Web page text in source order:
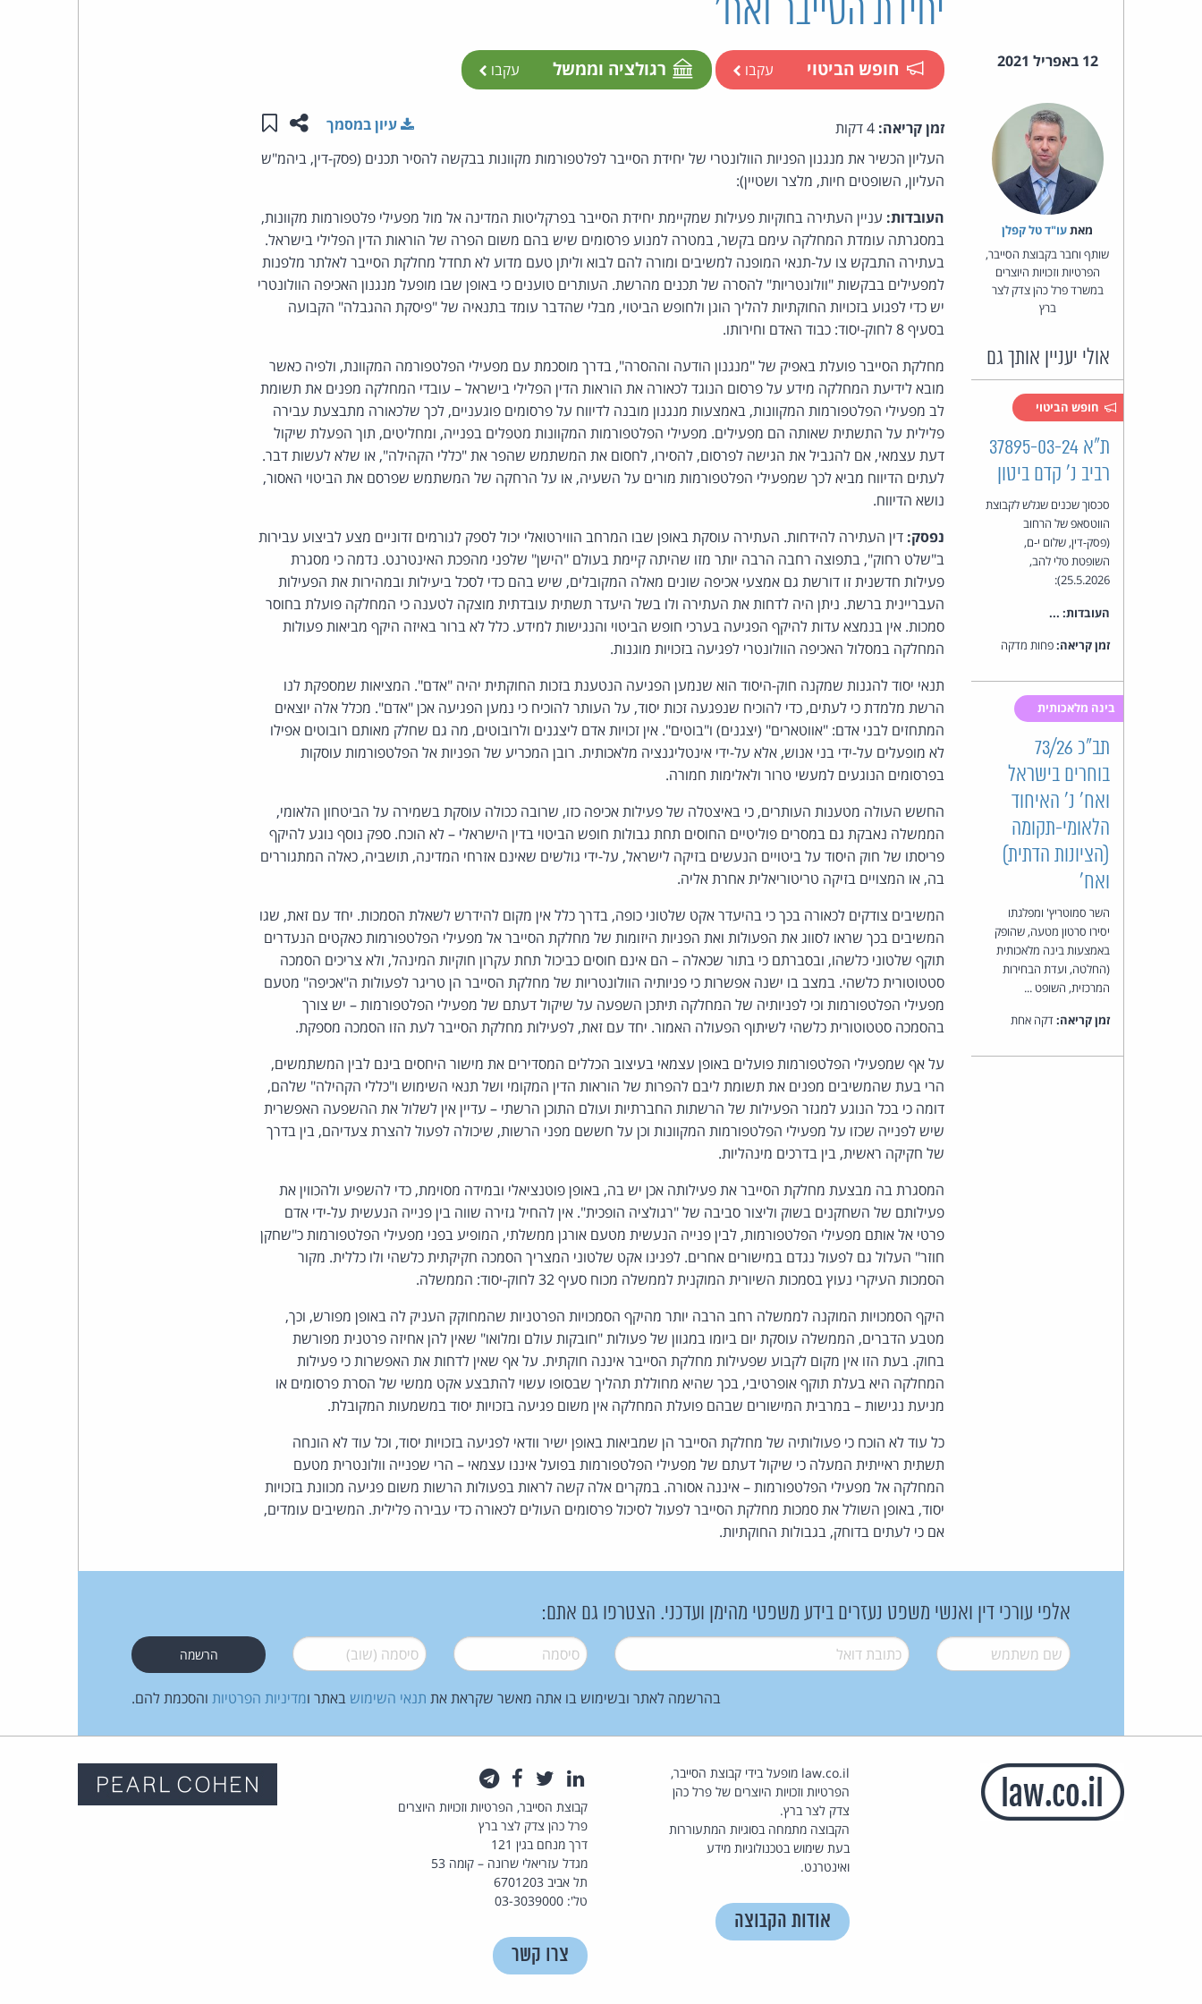
יחידת הסייבר ואח'
12 באפריל 2021 חופש הביטוי עקבו רגולציה וממשל עקבו
מאת‏עו"ד טל קפלן
שותף וחבר בקבוצת הסייבר,
הפרטיות וזכויות היוצרים
במשרד פרל כהן צדק לצר
ברץ
אולי יעניין אותך גם
חופש הביטוי
ת"א 37895-03-24
רביב נ' קדם ביטון
סכסוך שכנים שגלש לקבוצת
הווטסאפ של הרחוב
(פסק-דין, שלום י-ם,
השופטת טלי להב,
25.5.2026):
העובדות: ...
זמן קריאה:פחות מדקה
בינה מלאכותית
תב"כ 73/26
בוחרים בישראל
ואח' נ' האיחוד
הלאומי-תקומה
(הציונות הדתית)
ואח'
השר סמוטריץ' ומפלגתו
יסירו סרטון מטעה, שהופק
באמצעות בינה מלאכותית
(החלטה, ועדת הבחירות
המרכזית, השופט ...
זמן קריאה:דקה אחת
זמן קריאה: שתפו עמוד זה
שמור ב"תכנים שלי"
עיון במסמך
העליון הכשיר את מנגנון הפניות הוולונטרי של יחידת הסייבר לפלטפורמות מקוונות בבקשה להסיר תכנים (פסק-דין, ביהמ"ש
העליון, השופטים חיות, מלצר ושטיין):
העובדות: עניין העתירה בחוקיות פעילות שמקיימת יחידת הסייבר בפרקליטות המדינה אל מול מפעילי פלטפורמות מקוונות,
במסגרתה עומדת המחלקה עימם בקשר, במטרה למנוע פרסומים שיש בהם משום הפרה של הוראות הדין הפלילי בישראל.
בעתירה התבקש צו על-תנאי המופנה למשיבים ומורה להם לבוא וליתן טעם מדוע לא תחדל מחלקת הסייבר לאלתר מלפנות
למפעילים בבקשות "וולונטריות" להסרה של תכנים מהרשת. העותרים טוענים כי באופן שבו מופעל מנגנון האכיפה הוולונטרי
יש כדי לפגוע בזכויות החוקתיות להליך הוגן ולחופש הביטוי, מבלי שהדבר עומד בתנאיה של "פיסקת ההגבלה" הקבועה
בסעיף 8 לחוק-יסוד: כבוד האדם וחירותו.
מחלקת הסייבר פועלת באפיק של "מנגנון הודעה וההסרה", בדרך מוסכמת עם מפעילי הפלטפורמה המקוונת, ולפיה כאשר
מובא לידיעת המחלקה מידע על פרסום הנוגד לכאורה את הוראות הדין הפלילי בישראל – עובדי המחלקה מפנים את תשומת
לב מפעילי הפלטפורמות המקוונות, באמצעות מנגנון מובנה לדיווח על פרסומים פוגעניים, לכך שלכאורה מתבצעת עבירה
פלילית על התשתית שאותה הם מפעילים. מפעילי הפלטפורמות המקוונות מטפלים בפנייה, ומחליטים, תוך הפעלת שיקול
דעת עצמאי, אם להגביל את הגישה לפרסום, להסירו, לחסום את המשתמש שהפר את "כללי הקהילה", או שלא לעשות דבר.
לעתים הדיווח מביא לכך שמפעילי הפלטפורמות מורים על השעיה, או על הרחקה של המשתמש שפרסם את הביטוי האסור,
נושא הדיווח.
נפסק: דין העתירה להידחות. העתירה עוסקת באופן שבו המרחב הווירטואלי יכול לספק לגורמים זדוניים מצע לביצוע עבירות
ב"שלט רחוק", בתפוצה רחבה הרבה יותר מזו שהיתה קיימת בעולם "הישן" שלפני מהפכת האינטרנט. נדמה כי מסגרת
פעילות חדשנית זו דורשת גם אמצעי אכיפה שונים מאלה המקובלים, שיש בהם כדי לסכל ביעילות ובמהירות את הפעילות
העבריינית ברשת. ניתן היה לדחות את העתירה ולו בשל היעדר תשתית עובדתית מוצקה לטענה כי המחלקה פועלת בחוסר
סמכות. אין בנמצא עדות להיקף הפגיעה בערכי חופש הביטוי והנגישות למידע. כלל לא ברור באיזה היקף מביאות פעולות
המחלקה במסלול האכיפה הוולונטרי לפגיעה בזכויות מוגנות.
תנאי יסוד להגנות שמקנה חוק-היסוד הוא שנמען הפגיעה הנטענת בזכות החוקתית יהיה "אדם". המציאות שמספקת לנו
הרשת מלמדת כי לעתים, כדי להוכיח שנפגעה זכות יסוד, על העותר להוכיח כי נמען הפגיעה אכן "אדם". מכלל אלה יוצאים
המתחזים לבני אדם: "אווטארים" (יצגנים) ו"בוטים". אין זכויות אדם ליצגנים ולרובוטים, מה גם שחלק מאותם רובוטים אפילו
לא מופעלים על-ידי בני אנוש, אלא על-ידי אינטליגנציה מלאכותית. רובן המכריע של הפניות אל הפלטפורמות עוסקות
בפרסומים הנוגעים למעשי טרור ולאלימות חמורה.
החשש העולה מטענות העותרים, כי באיצטלה של פעילות אכיפה כזו, שרובה ככולה עוסקת בשמירה על הביטחון הלאומי,
הממשלה נאבקת גם במסרים פוליטיים החוסים תחת גבולות חופש הביטוי בדין הישראלי – לא הוכח. ספק נוסף נוגע להיקף
פריסתו של חוק היסוד על ביטויים הנעשים בזיקה לישראל, על-ידי גולשים שאינם אזרחי המדינה, תושביה, כאלה המתגוררים
בה, או המצויים בזיקה טריטוריאלית אחרת אליה.
המשיבים צודקים לכאורה בכך כי בהיעדר אקט שלטוני כופה, בדרך כלל אין מקום להידרש לשאלת הסמכות. יחד עם זאת, שגו
המשיבים בכך שראו לסווג את הפעולות ואת הפניות היזומות של מחלקת הסייבר אל מפעילי הפלטפורמות כאקטים הנעדרים
תוקף שלטוני כלשהו, ובסברתם כי בתור שכאלה – הם אינם חוסים כביכול תחת עקרון חוקיות המינהל, ולא צריכים הסמכה
סטטוטורית כלשהי. במצב בו ישנה אפשרות כי פניותיה הוולונטריות של מחלקת הסייבר הן טריגר לפעולות ה"אכיפה" מטעם
מפעילי הפלטפורמות וכי לפניותיה של המחלקה תיתכן השפעה על שיקול דעתם של מפעילי הפלטפורמות – יש צורך
בהסמכה סטטוטורית כלשהי לשיתוף הפעולה האמור. יחד עם זאת, לפעילות מחלקת הסייבר לעת הזו הסמכה מספקת.
על אף שמפעילי הפלטפורמות פועלים באופן עצמאי בעיצוב הכללים המסדירים את מישור היחסים בינם לבין המשתמשים,
הרי בעת שהמשיבים מפנים את תשומת ליבם להפרות של הוראות הדין המקומי ושל תנאי השימוש ו"כללי הקהילה" שלהם,
דומה כי בכל הנוגע למגזר הפעילות של הרשתות החברתיות ועולם התוכן הרשתי – עדיין אין לשלול את ההשפעה האפשרית
שיש לפנייה שכזו על מפעילי הפלטפורמות המקוונות וכן על חששם מפני הרשות, שיכולה לפעול להצרת צעדיהם, בין בדרך
של חקיקה ראשית, בין בדרכים מינהליות.
המסגרת בה מבצעת מחלקת הסייבר את פעילותה אכן יש בה, באופן פוטנציאלי ובמידה מסוימת, כדי להשפיע ולהכווין את
פעילותם של השחקנים בשוק וליצור סביבה של "רגולציה הופכית". אין להחיל גזירה שווה בין פנייה הנעשית על-ידי אדם
פרטי אל אותם מפעילי הפלטפורמות, לבין פנייה הנעשית מטעם אורגן ממשלתי, המופיע בפני מפעילי הפלטפורמות כ"שחקן
חוזר" העלול גם לפעול נגדם במישורים אחרים. לפנינו אקט שלטוני המצריך הסמכה חקיקתית כלשהי ולו כללית. מקור
הסמכות העיקרי נעוץ בסמכות השיורית המוקנית לממשלה מכוח סעיף 32 לחוק-יסוד: הממשלה.
היקף הסמכויות המוקנה לממשלה רחב הרבה יותר מהיקף הסמכויות הפרטניות שהמחוקק העניק לה באופן מפורש, וכך,
מטבע הדברים, הממשלה עוסקת יום ביומו במגוון של פעולות "חובקות עולם ומלואו" שאין להן אחיזה פרטנית מפורשת
בחוק. בעת הזו אין מקום לקבוע שפעילות מחלקת הסייבר איננה חוקתית. על אף שאין לדחות את האפשרות כי פעילות
המחלקה היא בעלת תוקף אופרטיבי, בכך שהיא מחוללת תהליך שבסופו עשוי להתבצע אקט ממשי של הסרת פרסומים או
מניעת נגישות – במרבית המישורים שבהם פועלת המחלקה אין משום פגיעה בזכויות יסוד במשמעות המקובלת.
כל עוד לא הוכח כי פעולותיה של מחלקת הסייבר הן שמביאות באופן ישיר וודאי לפגיעה בזכויות יסוד, וכל עוד לא הונחה
תשתית ראייתית המעלה כי שיקול דעתם של מפעילי הפלטפורמות בפועל איננו עצמאי – הרי שפנייה וולונטרית מטעם
המחלקה אל מפעילי הפלטפורמות – איננה אסורה. במקרים אלה קשה לראות בפעולות הרשות משום פגיעה מכוונת בזכויות
יסוד, באופן השולל את סמכות מחלקת הסייבר לפעול לסיכול פרסומים העולים לכאורה כדי עבירה פלילית. המשיבים עומדים,
אם כי לעתים בדוחק, בגבולות החוקתיות.
אלפי עורכי דין ואנשי משפט נעזרים בידע משפטי מהימן ועדכני. הצטרפו גם אתם:
שם משתמש* דואל* סיסמה* סיסמה (שוב)*
בהרשמה לאתר ובשימוש בו אתה מאשר שקראת את תנאי השימוש באתר ומדיניות הפרטיות והסכמת להם.
law.co.il מופעל בידי קבוצת הסייבר,
הפרטיות וזכויות היוצרים של פרל כהן
צדק לצר ברץ.
הקבוצה מתמחה בסוגיות המתעוררות
בעת שימוש בטכנולוגיות מידע
ואינטרנט.
אודות הקבוצה
לינקדאין
טוויטרפייסבוק
קבוצת הסייבר, הפרטיות וזכויות היוצרים
פרל כהן צדק לצר ברץ
דרך מנחם בגין 121
מגדל עזריאלי שרונה – קומה 53
תל אביב 6701203
טל': 03-3039000
צרו קשר